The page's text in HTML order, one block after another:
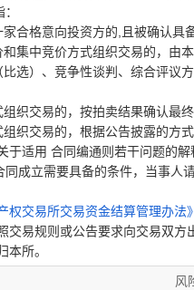
合格意向投资方的 且被确认具
集中竞价方式组织交易的，由
选）、竞争性谈判、综合评议
织交易的，按拍卖结果确认最
织交易的，根据公告披露的方
于适用 合同编通则若干问题的
成立需要具备的条件，当事
权交易所交易资金结算管理办法
交易规则或公告要求向交易双方
本所。
风